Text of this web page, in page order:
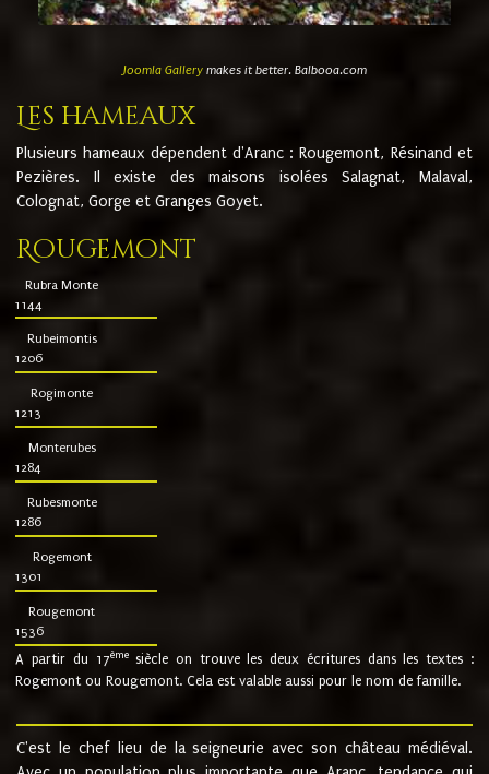
Joomla Gallerymakes it better. Balbooa.com
Les hameaux
Plusieurs hameaux dépendent d'Aranc : Rougemont, Résinand et
Pezières. Il existe des maisons isolées Salagnat, Malaval,
Colognat, Gorge et Granges Goyet.
Rougemont
Rubra Monte
1144
Rubeimontis
1206
Rogimonte
1213
Monterubes
1284
Rubesmonte
1286
Rogemont
1301
Rougemont
1536
A partir du 17ème siècle on trouve les deux écritures dans les textes :
Rogemont ou Rougemont. Cela est valable aussi pour le nom de famille.
C'est le chef lieu de la seigneurie avec son château médiéval.